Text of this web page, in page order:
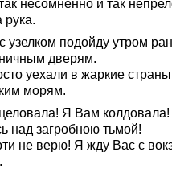
несомненно и так
рука.
узелком подойду утром
дверям.
уехали в жаркие
морям.
Я Вам колдовала!
над загробною тьмой!
не верю! Я жду Вас с